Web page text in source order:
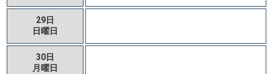
29日
日曜日
30日
月曜日